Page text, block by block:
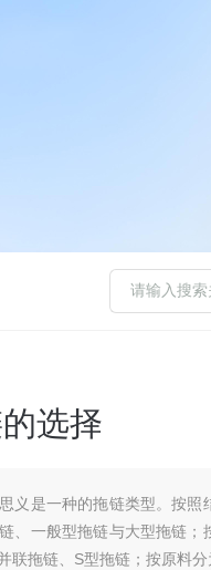
选择
义是一种的拖链类型。按
、一般型拖链与大型拖链
联拖链、S型拖链；按原料分